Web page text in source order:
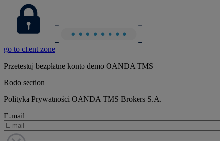
go to client zone
Przetestuj bezpłatne konto demo OANDA TMS
Rodo section
Polityka Prywatności OANDA TMS Brokers S.A.
E-mail